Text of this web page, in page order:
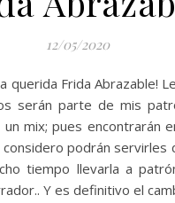
12/05/2020
querida Frida Abrazable!
serán parte de mis
mix; pues encontrarán
podrán servirles
tiempo llevarla a
Y es definitivo el